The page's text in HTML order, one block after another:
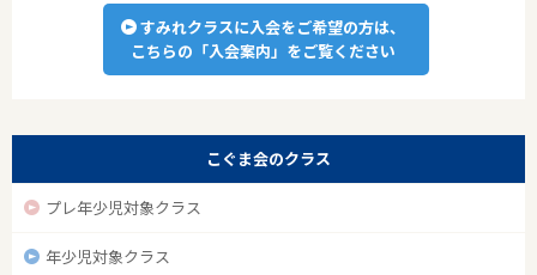
すみれクラスに入会をご希望の方は、
こちらの「入会案内」をご覧ください
こぐま会のクラス
プレ年少児対象クラス
年少児対象クラス